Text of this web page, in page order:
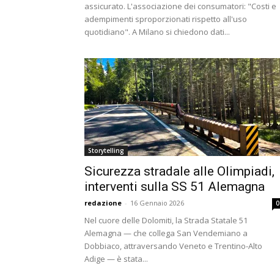
assicurato. L'associazione dei consumatori: "Costi e
adempimenti sproporzionati rispetto all'uso
quotidiano". A Milano si chiedono dati...
Storytelling
Sicurezza stradale alle Olimpiadi,
interventi sulla SS 51 Alemagna
redazione - 16 Gennaio 2026 0
Nel cuore delle Dolomiti, la Strada Statale 51
Alemagna — che collega San Vendemiano a
Dobbiaco, attraversando Veneto e Trentino-Alto
Adige — è stata...